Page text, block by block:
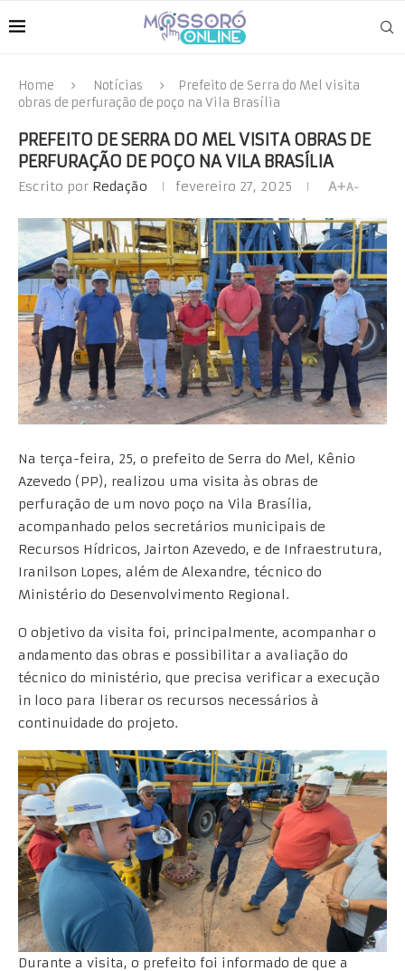
Home Notícias
Prefeito de Serra do Mel visita
obras de perfuração de poço na Vila Brasília
PREFEITO DE SERRA DO MEL VISITA OBRAS DE
PERFURAÇÃO DE POÇO NA VILA BRASÍLIA
Escrito por Redação fevereiro 27, 2025 A+A-
Na terça-feira, 25, o prefeito de Serra do Mel, Kênio
Azevedo (PP), realizou uma visita às obras de
perfuração de um novo poço na Vila Brasília,
acompanhado pelos secretários municipais de
Recursos Hídricos, Jairton Azevedo, e de Infraestrutura,
Iranilson Lopes, além de Alexandre, técnico do
Ministério do Desenvolvimento Regional.
O objetivo da visita foi, principalmente, acompanhar o
andamento das obras e possibilitar a avaliação do
técnico do ministério, que precisa verificar a execução
in loco para liberar os recursos necessários à
continuidade do projeto.
Durante a visita, o prefeito foi informado de que a